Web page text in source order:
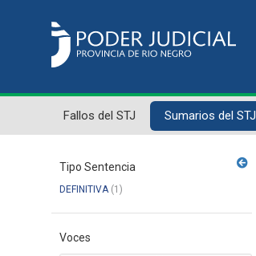
Fallos del STJ Sumarios del STJ
Tipo Sentencia
DEFINITIVA(1)
Voces